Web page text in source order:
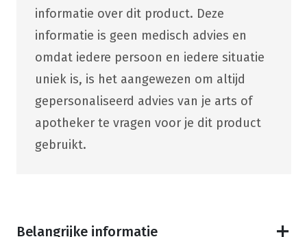
informatie over dit product. Deze
informatie is geen medisch advies en
omdat iedere persoon en iedere situatie
uniek is, is het aangewezen om altijd
gepersonaliseerd advies van je arts of
apotheker te vragen voor je dit product
gebruikt.
Belangrijke informatie